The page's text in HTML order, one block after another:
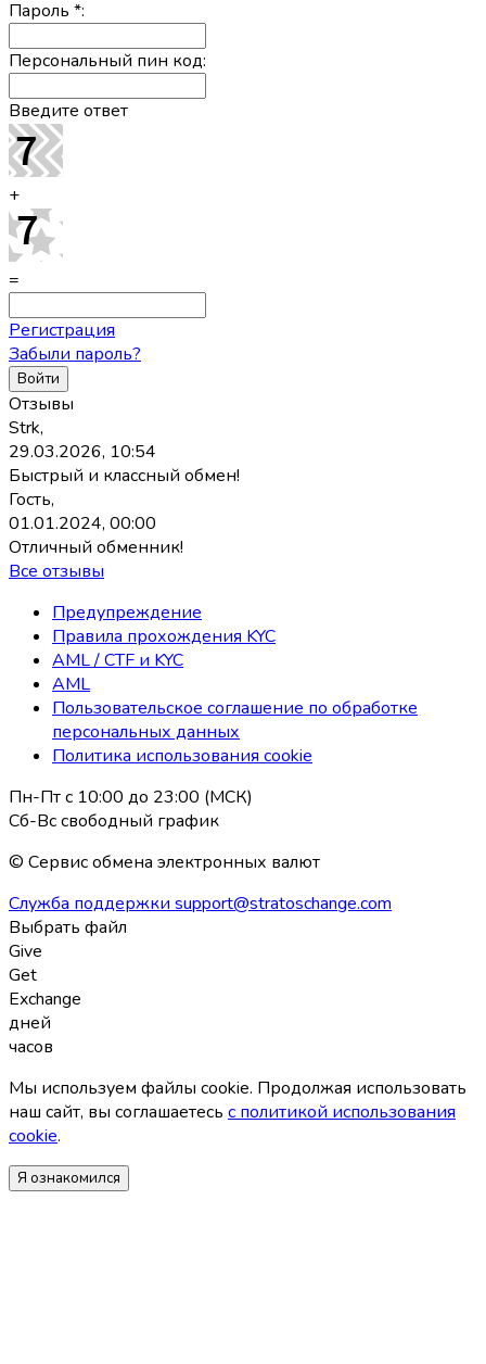
Пароль *:
Персональный пин код:
Введите ответ
+
=
Регистрация
Забыли пароль?
Отзывы
Strk,
29.03.2026, 10:54
Быстрый и классный обмен!
Гость,
01.01.2024, 00:00
Отличный обменник!
Все отзывы
Предупреждение
Правила прохождения KYC
AML / CTF и KYC
AML
Пользовательское соглашение по обработке
персональных данных
Политика использования coоkie
Пн-Пт с 10:00 до 23:00 (МСК)
Сб-Вс свободный график
© Сервис обмена электронных валют
Служба поддержки support@stratoschange.com
Выбрать файл
Give
Get
Exchange
дней
часов
Мы используем файлы coоkie. Продолжая использовать
наш сайт, вы соглашаетесь с политикой использования
coоkie.